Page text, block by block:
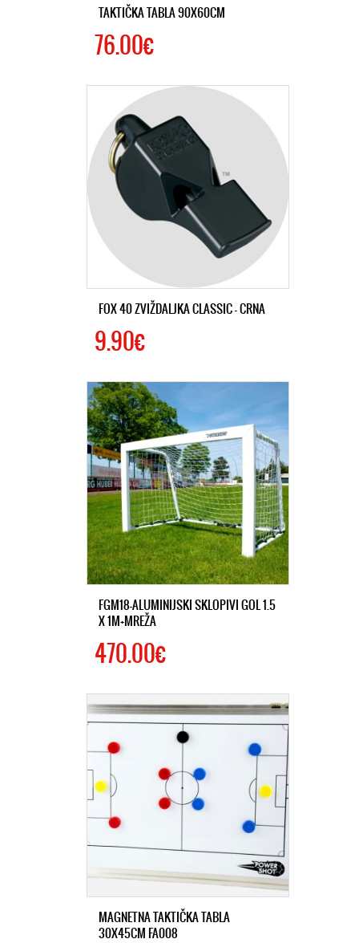
TAKTIČKA TABLA 90X60CM
76.00€
FOX 40 ZVIŽDALJKA CLASSIC – CRNA
9.90€
FGM18-ALUMINIJSKI SKLOPIVI GOL 1.5
X 1M+MREŽA
470.00€
MAGNETNA TAKTIČKA TABLA
30X45CM FA008